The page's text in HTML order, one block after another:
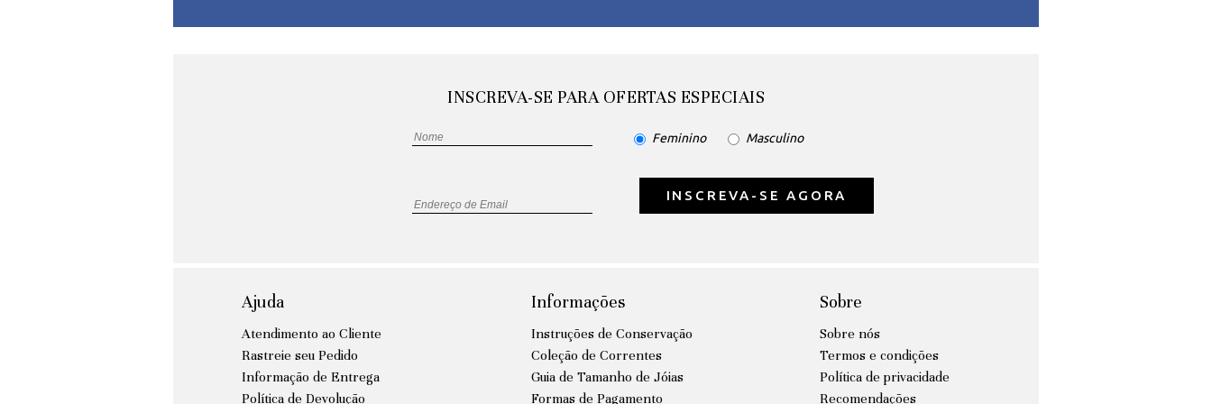
INSCREVA-SE PARA OFERTAS ESPECIAIS
Feminino Masculino
INSCREVA-SE AGORA
Ajuda
Atendimento ao Cliente
Rastreie seu Pedido
Informação de Entrega
Política de Devolução
Informações
Instruções de Conservação
Coleção de Correntes
Guia de Tamanho de Jóias
Formas de Pagamento
Sobre
Sobre nós
Termos e condições
Política de privacidade
Recomendações